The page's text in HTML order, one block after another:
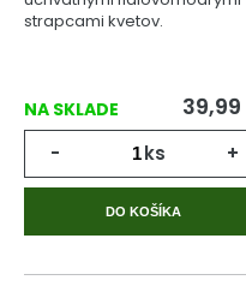
strapcami kvetov.
NA SKLADE 39,99
- ks +
DO KOŠÍKA